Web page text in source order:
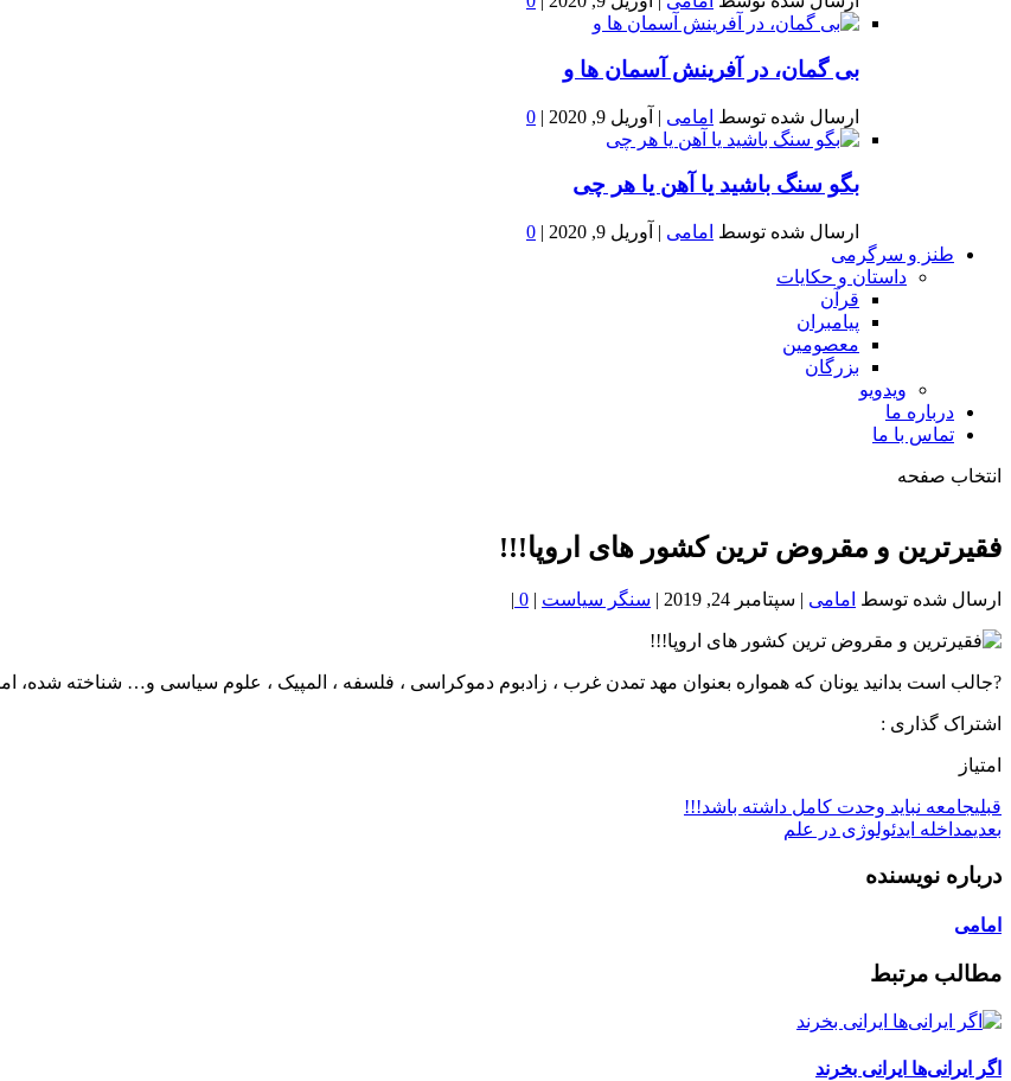
بى گمان، در آفرينش آسمان ها و
ارسال شده توسط امامی | آوریل 9, 2020 |
0
بگو سنگ باشید یا آهن یا هر چی
ارسال شده توسط امامی | آوریل 9, 2020 |
0
طنز و سرگرمی
داستان و حکایات
قرآن
پیامبران
معصومین
بزرگان
ویدویو
درباره ما
تماس با ما
انتخاب صفحه
خون
شمال
فقیرترین و مقروض ترین کشور های اروپا!!!
ارسال شده توسط امامی | سپتامبر 24, 2019 | سنگر سیاست |
0
|
?جالب است بدانيد یونان كه همواره بعنوان مهد تمدن غرب ، زادبوم دموکراسی ، فلسفه ، المپیک ، علوم سیاسی و… شناخته شده،
اشتراک گذاری :
امتیاز
قبلیجامعه نباید وحدت کامل داشته باشد!!!
بعدیمداخله ایدئولوژی در علم
درباره نویسنده
امامی
مطالب مرتبط
اگر ایرانی‌ها ایرانی‌ بخرند